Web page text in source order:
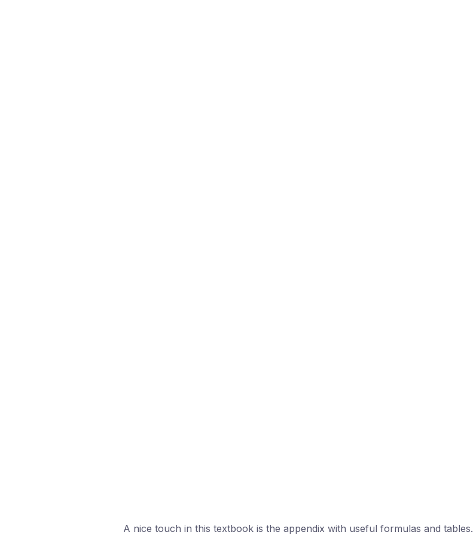
A nice touch in this textbook is the appendix with useful formulas and tables.